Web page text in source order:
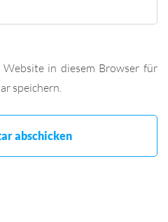
Website in diesem Browser für
speichern.